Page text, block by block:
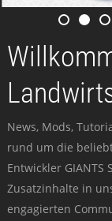
News, Mods,
rund um die
Entwickler
Zusatzinhalte in
engagierten